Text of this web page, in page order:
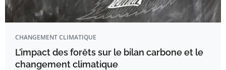
CHANGEMENT CLIMATIQUE
L’impact des forêts sur le bilan carbone et le
changement climatique